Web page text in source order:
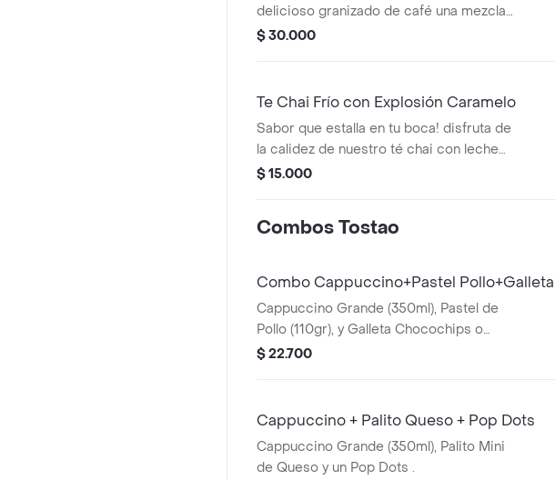
delicioso granizado de café una mezcla
de café 100 porciento colombiano y
caramelo y lluvia de brownie.
$ 30.000
Te Chai Frío con Explosión Caramelo
Sabor que estalla en tu boca! disfruta de
la calidez de nuestro té chai con leche
cremosa y el toque dulce del caramelo,
sabor al morderlas. una combinación
sorbo.
$ 15.000
Combos Tostao
Combo Cappuccino+Pastel Pollo+Galleta
Cappuccino Grande (350ml), Pastel de
Pollo (110gr), y Galleta Chocochips o
avena (50gr)
$ 22.700
Cappuccino + Palito Queso + Pop Dots
Cappuccino Grande (350ml), Palito Mini
de Queso y un Pop Dots .